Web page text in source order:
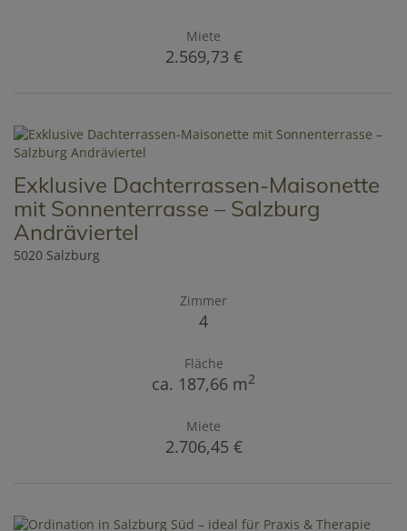
Miete
2.569,73 €
Exklusive Dachterrassen-Maisonette
mit Sonnenterrasse – Salzburg
Andräviertel
5020 Salzburg
Zimmer
4
Fläche
ca. 187,66 m2
Miete
2.706,45 €